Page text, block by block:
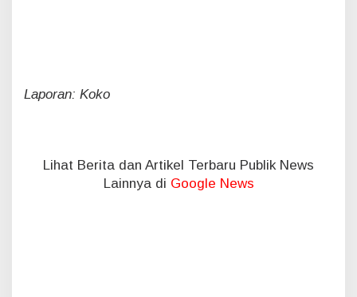
Laporan: Koko
Lihat Berita dan Artikel Terbaru Publik News
Lainnya di Google News